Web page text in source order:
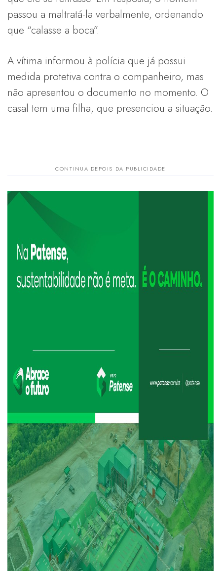
passou a maltratá-la verbalmente, ordenando
que “calasse a boca”.
A vítima informou à polícia que já possui
medida protetiva contra o companheiro, mas
não apresentou o documento no momento. O
casal tem uma filha, que presenciou a situação.